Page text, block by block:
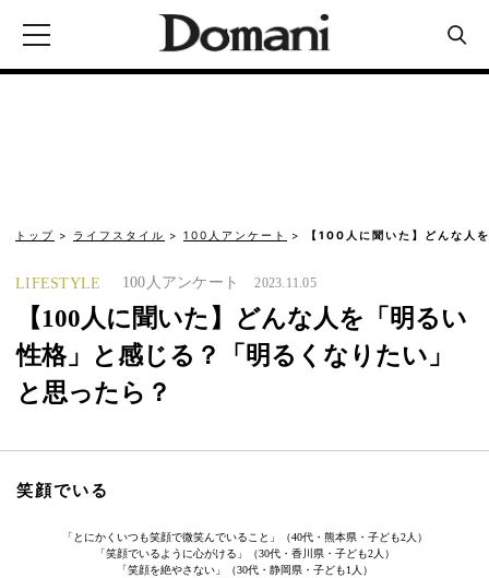
トップ ライフスタイル 100人アンケート 【100人に聞いた】どんな人
LIFESTYLE 100人アンケート 2023.11.05
【100人に聞いた】どんな人を「明るい
性格」と感じる？「明るくなりたい」
と思ったら？
笑顔でいる
「とにかくいつも笑顔で微笑んでいること」（40代・熊本県・子ども2人）
「笑顔でいるように心がける」（30代・香川県・子ども2人）
「笑顔を絶やさない」（30代・静岡県・子ども1人）